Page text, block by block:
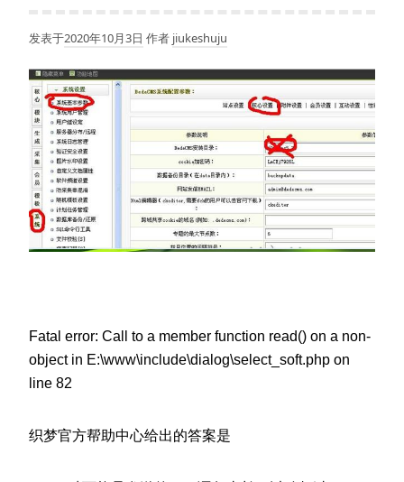
发表于2020年10月3日 作者 jiukeshuju
Fatal error: Call to a member function read() on a non-
object in E:\www\include\dialog\select_soft.php on
line 82
织梦官方帮助中心给出的答案是